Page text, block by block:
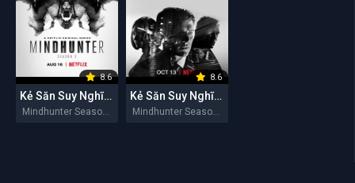
8.6
Kẻ Săn Suy Nghĩ (Mùa 2)
Mindhunter Season 2 2019
8.6
Kẻ Săn Suy Nghĩ (Mùa 1)
Mindhunter Season 1 2017